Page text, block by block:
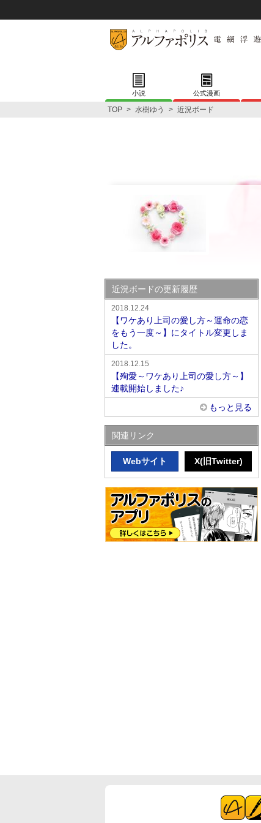
小説 公式漫画
TOP > 水樹ゆう > 近況ボード
近況ボードの更新履歴
2018.12.24
【ワケあり上司の愛し方～運命の恋
をもう一度～】にタイトル変更しま
した。
2018.12.15
【殉愛～ワケあり上司の愛し方～】
連載開始しました♪
もっと見る
関連リンク
Webサイト X(旧Twitter)